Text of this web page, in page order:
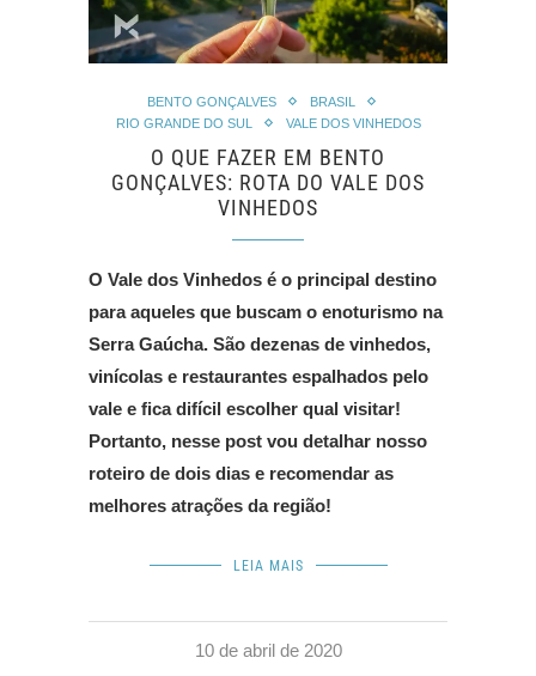
BENTO GONÇALVES
BRASIL
RIO GRANDE DO SUL
VALE DOS VINHEDOS
O QUE FAZER EM BENTO
GONÇALVES: ROTA DO VALE DOS
VINHEDOS
O Vale dos Vinhedos é o principal destino
para aqueles que buscam o enoturismo na
Serra Gaúcha. São dezenas de vinhedos,
vinícolas e restaurantes espalhados pelo
vale e fica difícil escolher qual visitar!
Portanto, nesse post vou detalhar nosso
roteiro de dois dias e recomendar as
melhores atrações da região!
LEIA MAIS
10 de abril de 2020